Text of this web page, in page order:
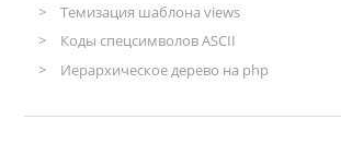
Темизация шаблона views
Коды спецсимволов ASCII
Иерархическое дерево на php